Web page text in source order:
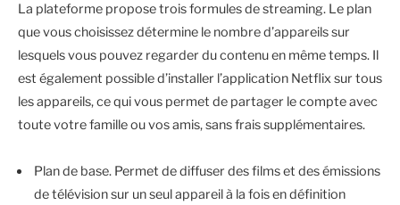
La plateforme propose trois formules de streaming. Le plan
que vous choisissez détermine le nombre d’appareils sur
lesquels vous pouvez regarder du contenu en même temps. Il
est également possible d’installer l’application Netflix sur tous
les appareils, ce qui vous permet de partager le compte avec
toute votre famille ou vos amis, sans frais supplémentaires.
Plan de base. Permet de diffuser des films et des émissions
de télévision sur un seul appareil à la fois en définition